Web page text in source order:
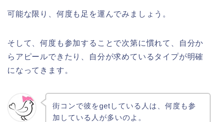
可能な限り、何度も足を運んでみましょう。
そして、何度も参加することで次第に慣れて、自分か
らアピールできたり、自分が求めているタイプが明確
になってきます。
街コンで彼をgetしている人は、何度も参
加している人が多いのよ。